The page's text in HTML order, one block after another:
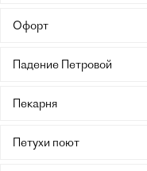
Офорт
Падение Петровой
Пекарня
Петухи поют